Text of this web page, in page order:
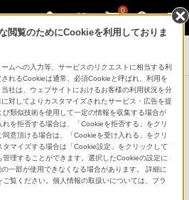
0
情報
よるアップデート方法
ップデート方法
閲覧のためにCookieを利用しておりま
ムへの入力等、サービスのリクエストに相当する利
れるCookieは通常、必須Cookieと呼ばれ、利用を
社は、ウェブサイトにおけるお客様の利用状況を分
対してよりカスタマイズされたサービス・広告を提
類似技術を使用して一定の情報を収集する場合が
を拒否する場合は、「Cookieを拒否する」をクリ
意頂ける場合は、「Cookieを受け入れる」をクリ
マイズする場合は「Cookie設定」をクリックして
理することができます。選択したCookieの設定に
一部が使用できなくなる場合があります。 詳細に
覧ください。個人情報の取扱いについては、プラ